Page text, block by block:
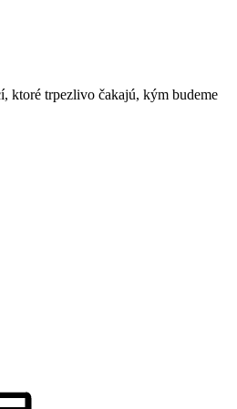
ktoré trpezlivo čakajú, kým budeme